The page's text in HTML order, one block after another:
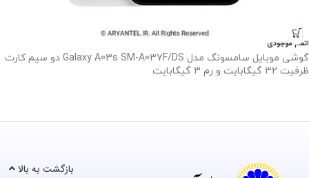
اتمام موجودی
گوشی موبایل سامسونگ مدل Galaxy A03s SM-A037F/DS دو سیم کارت
ظرفیت 32 گیگابایت و رم 3 گیگابایت
بازگشت به بالا